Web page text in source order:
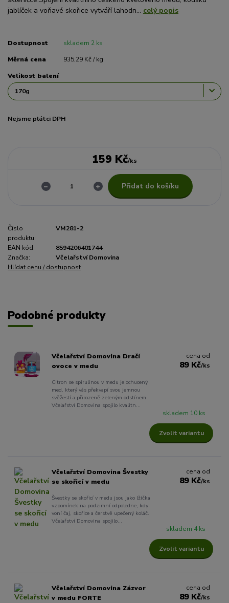
jablíček a voňavé skořice vytváří lahodn... celý popis
Dostupnost skladem 2 ks
Měrná cena 935,29 Kč / kg
Velikost balení
Nejsme plátci DPH
159 Kč/ks
Přidat do košíku
Číslo
produktu:
VM281-2
EAN kód:
8594206401744
Značka:
Včelařství Domovina
Hlídat cenu / dostupnost
Podobné produkty
Včelařství Domovina Dračí
ovoce v medu
Citron se spirulinou v medu je ochucený
med, který vás překvapí svou jemnou
svěžestí a přirozeně zeleným odstínem.
Včelařství Domovina spojilo kvalitn...
cena od
89 Kč/ks
skladem 10 ks
Zvolit variantu
Včelařství Domovina Švestky
se skořicí v medu
Švestky se skořicí v medu jsou jako lžička
vzpomínek na podzimní odpoledne, kdy
voní čaj, skořice a čerstvě upečený koláč.
Včelařství Domovina spojilo...
cena od
89 Kč/ks
skladem 4 ks
Zvolit variantu
Včelařství Domovina Zázvor
v medu FORTE
cena od
89 Kč/ks